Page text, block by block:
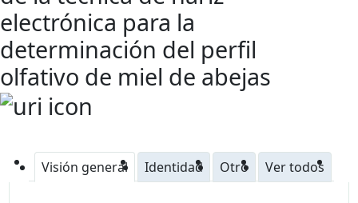
electrónica para la
determinación del perfil
olfativo de miel de abejas
Visión general Identidad Otro Ver todos